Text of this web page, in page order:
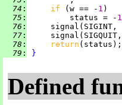
  74
: if (w == - 1
  75
:
         status = -
1
  76
:
  77
:
  78
:
return
  79
: }
Defined